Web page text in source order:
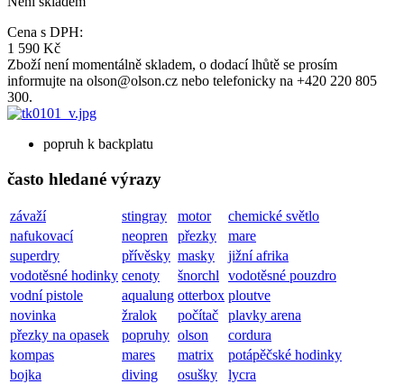
Cena s DPH:
1 590 Kč
Zboží není momentálně skladem, o dodací lhůtě se prosím
informujte na olson@olson.cz nebo telefonicky na +420 220 805
300.
popruh k backplatu
často hledané výrazy
závaží stingray motor
chemické světlo
nafukovací
neopren přezky
mare
superdry
přívěsky masky
jižní afrika
vodotěsné hodinky cenoty šnorchl
vodotěsné pouzdro
vodní pistole
aqualung otterbox ploutve
novinka
žralok počítač
plavky arena
přezky na opasek
popruhy olson
cordura
kompas
mares matrix
potápěčské hodinky
bojka
diving osušky
lycra